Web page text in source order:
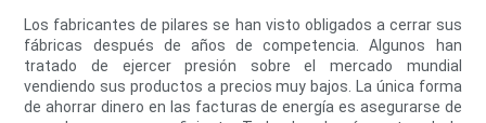
Los fabricantes de pilares se han visto obligados a cerrar sus
fábricas después de años de competencia. Algunos han
tratado de ejercer presión sobre el mercado mundial
vendiendo sus productos a precios muy bajos. La única forma
de ahorrar dinero en las facturas de energía es asegurarse de